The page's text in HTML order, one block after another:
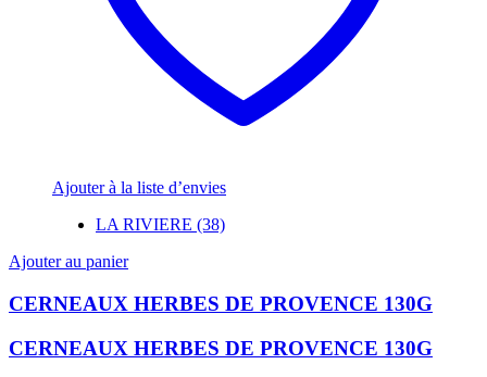
Ajouter à la liste d’envies
LA RIVIERE (38)
Ajouter au panier
CERNEAUX HERBES DE PROVENCE 130G
CERNEAUX HERBES DE PROVENCE 130G